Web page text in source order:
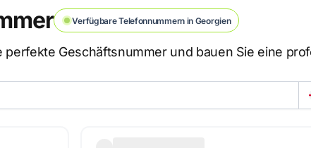
Verfügbare Telefonnummern in Georgien
perfekte Geschäftsnummer und bauen Sie eine